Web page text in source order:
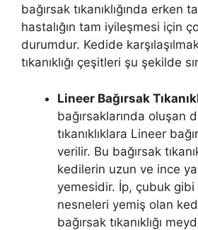
bağırsak tıkanıklığında erken
hastalığın tam iyileşmesi için
durumdur. Kedide
tıkanıklığı çeşitleri şu şekilde
Lineer Bağırsak
bağırsaklarında oluşan
tıkanıklıklara Lineer
verilir. Bu bağırsak
kedilerin uzun ve ince
yemesidir. İp, çubuk gibi
nesneleri yemiş olan
bağırsak tıkanıklığı